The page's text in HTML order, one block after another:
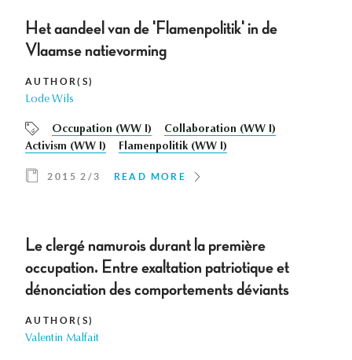
Het aandeel van de 'Flamenpolitik' in de
Vlaamse natievorming
AUTHOR(S)
Lode Wils
Occupation (WW I)
Collaboration (WW I)
Activism (WW I)
Flamenpolitik (WW I)
2015 2/3 READ MORE
Le clergé namurois durant la première
occupation. Entre exaltation patriotique et
dénonciation des comportements déviants
AUTHOR(S)
Valentin Malfait